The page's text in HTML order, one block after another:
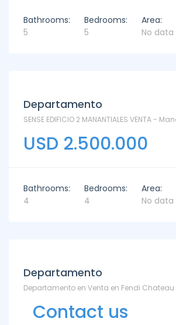
Bathrooms:
5
Bedrooms:
5
Area:
No data
Departamento
SENSE EDIFICIO 2 MANANTIALES VENTA -
USD 2.500.000
Bathrooms:
4
Bedrooms:
4
Area:
No data
Departamento
Departamento en Venta en Fendi
Contact us